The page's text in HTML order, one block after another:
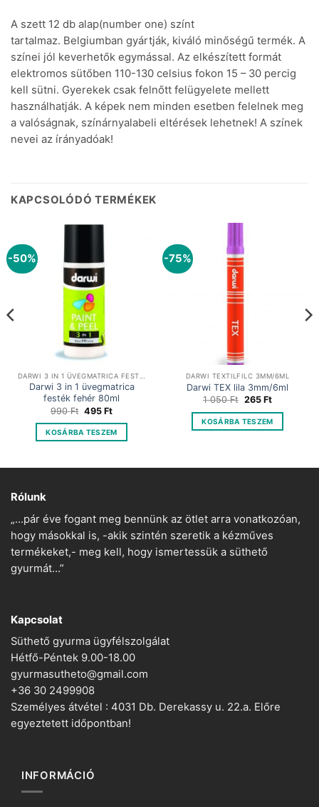
A szett 12 db alap(number one) színt
tartalmaz. Belgiumban gyártják, kiváló minőségű termék. A
színei jól keverhetők egymással. Az elkészített formát
elektromos sütőben 110-130 celsius fokon 15 – 30 percig
kell sütni. Gyerekek csak felnőtt felügyelete mellett
használhatják. A képek nem minden esetben felelnek meg
a valóságnak, színárnyalabeli eltérések lehetnek! A színek
nevei az írányadóak!
KAPCSOLÓDÓ TERMÉKEK
-50%
Darwi 3 in 1 üvegmatrica
festék fehér 80ml
990Ft Original
was:
990 Ft.
495FtCurrent
is:
495 Ft.
KOSÁRBA TESZEM
-75%
DARWI TEXTILFILC 3MM/6ML
Darwi TEX lila 3mm/6ml
1 050Ft Original
was:
1
050 Ft.
265 FtCurrent
is:
265 Ft.
KOSÁRBA TESZEM
Rólunk
„…pár éve fogant meg bennünk az ötlet arra vonatkozóan,
hogy másokkal is, -akik szintén szeretik a kézműves
termékeket,- meg kell, hogy ismertessük a süthető
gyurmát…”
Kapcsolat
Süthető gyurma ügyfélszolgálat
Hétfő-Péntek 9.00-18.00
gyurmasutheto@gmail.com
+36 30 2499908
Személyes átvétel : 4031 Db. Derekassy u. 22.a. Előre
egyeztetett időpontban!
INFORMÁCIÓ